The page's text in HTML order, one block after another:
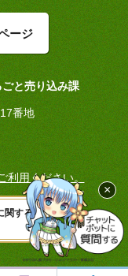
×
ージ
と売り込み課
番地
利用ください。
関する